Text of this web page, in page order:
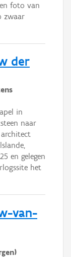
foto van
zwaar
der
in
naar
en gelegen
het
van-